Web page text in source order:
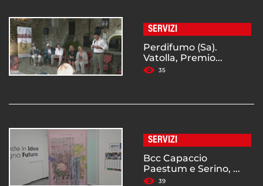
SERVIZI
Perdifumo (Sa).
Vatolla, Premio...
35
SERVIZI
Bcc Capaccio
Paestum e Serino, ...
39